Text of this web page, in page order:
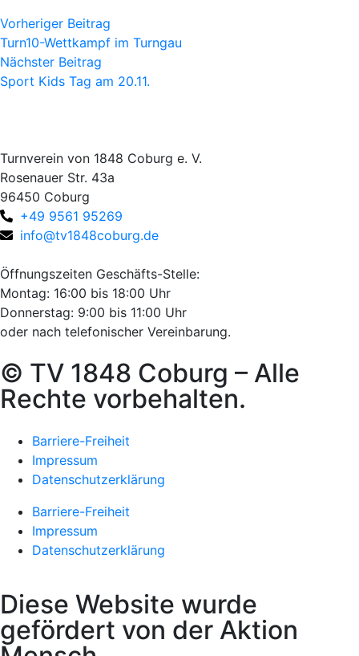
Vorheriger Beitrag
Turn10-Wettkampf im Turngau
Nächster Beitrag
Sport Kids Tag am 20.11.
Turnverein von 1848 Coburg e. V.
Rosenauer Str. 43a
96450 Coburg
+49 9561 95269
info@tv1848coburg.de
Öffnungszeiten Geschäfts-Stelle:
Montag: 16:00 bis 18:00 Uhr
Donnerstag: 9:00 bis 11:00 Uhr
oder nach telefonischer Vereinbarung.
© TV 1848 Coburg – Alle
Rechte vorbehalten.
Barriere-Freiheit
Impressum
Datenschutzerklärung
Barriere-Freiheit
Impressum
Datenschutzerklärung
Diese Website wurde
gefördert von der Aktion